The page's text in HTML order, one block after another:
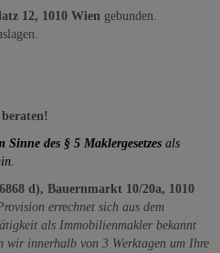
12, 1010 Wien gebunden.
Sinne des § 5 Maklergesetzes als
d), Bauernmarkt 10/20a, 1010
errechnet sich aus dem
als Immobilienmakler bekannt
wir innerhalb von 3 Werktagen um Ihre